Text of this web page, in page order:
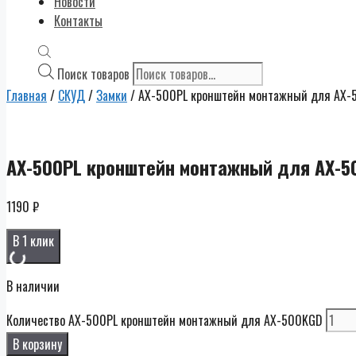
Контакты
Поиск товаров
Главная / СКУД/Замки / AX-500PL кронштейн монтажный для AX-
AX-500PL кронштейн монтажный для AX-
1190 ₽
В 1 клик
В наличии
Количество AX-500PL кронштейн монтажный для AX-500KGD
В корзину